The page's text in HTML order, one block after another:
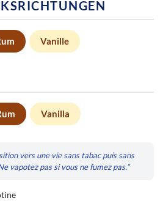
Vanille
Vanilla
vers une vie sans tabac puis sans
vapotez pas si vous ne fumez pas.”